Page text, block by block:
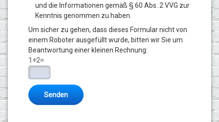
und die Informationen gemäß § 60 Abs. 2 VVG zur
Kenntnis genommen zu haben.
Um sicher zu gehen, dass dieses Formular nicht von
einem Roboter ausgefüllt wurde, bitten wir Sie um
Beantwortung einer kleinen Rechnung:
1+2=